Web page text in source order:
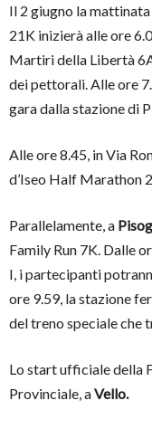
Il 2 giugno la
21K inizierà alle ore
Martiri della Libertà
dei pettorali. Alle ore
gara dalla stazione di
Alle ore 8.45, in Via
d’Iseo Half Marathon
Parallelamente, a
Family Run 7K. Dalle
I, i partecipanti
ore 9.59, la stazione
del treno speciale che
Lo start ufficiale della
Provinciale, aVello.